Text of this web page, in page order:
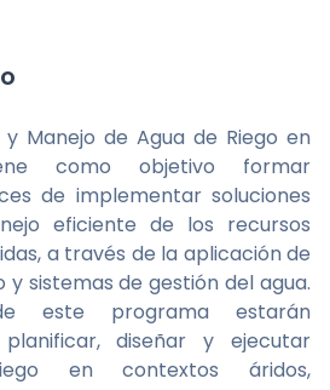
Manejo de Agua de Riego en
como objetivo formar
de implementar soluciones
eficiente de los recursos
a través de la aplicación de
sistemas de gestión del agua.
este programa estarán
diseñar y ejecutar
en contextos áridos,